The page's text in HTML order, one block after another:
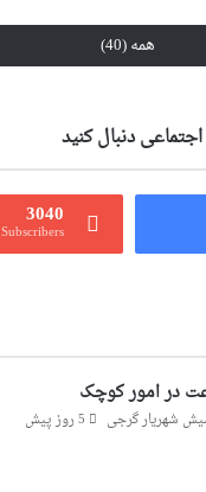
همه (40)
دنبال کنید
3040
Subscribers
در امور کوچک
شهریار گرجى 5 روز پیش